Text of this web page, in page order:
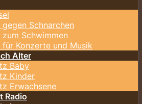
Schnarchen
Schwimmen
für Konzerte und Musik
Alter
Baby
Kinder
Erwachsene
Radio